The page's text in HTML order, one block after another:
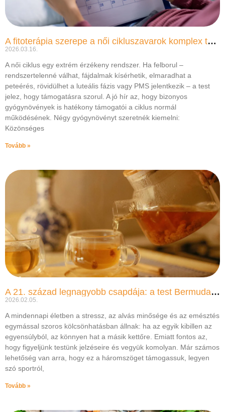
A fitoterápia szerepe a női cikluszavarok komplex támogatásában
2026.03.16.
A női ciklus egy extrém érzékeny rendszer. Ha felborul –
rendszertelenné válhat, fájdalmak kísérhetik, elmaradhat a
peteérés, rövidülhet a luteális fázis vagy PMS jelentkezik – a test
jelez, hogy támogatásra szorul. A jó hír az, hogy bizonyos
gyógynövények is hatékony támogatói a ciklus normál
működésének. Négy gyógynövényt szeretnék kiemelni:
Közönséges
Tovább »
A 21. század legnagyobb csapdája: a test Bermuda-háromszöge
2026.02.05.
A mindennapi életben a stressz, az alvás minősége és az emésztés
egymással szoros kölcsönhatásban állnak: ha az egyik kibillen az
egyensúlyból, az könnyen hat a másik kettőre. Emiatt fontos az,
hogy figyeljünk testünk jelzéseire és vegyük komolyan. Már számos
lehetőség van arra, hogy ez a háromszöget támogassuk, legyen
szó sportról,
Tovább »